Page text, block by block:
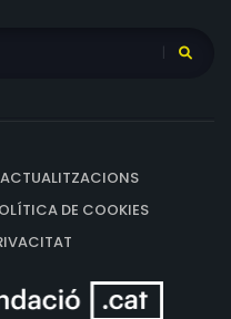
ACTUALITZACIONS
DE COOKIES